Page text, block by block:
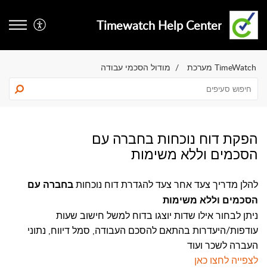
Timewatch Help Center
TimeWatch מערכת מודול הסכמי עבודה
הפקת דוח נוכחות בחברה עם
הסכמים וללא משימות
להלן מדריך צעד אחר צעד להגדרתדוח נוכחות בחברה עם
הסכמים וללא משימות
ניתן לבחור אילו שדות יוצגו בדוח למשל חישוב שעות
עודפות/היעדרות בהתאם להסכם העבודה, סמל דיווח, נתוני
העברה לשכר ועוד
לצפייה לחצו כאן